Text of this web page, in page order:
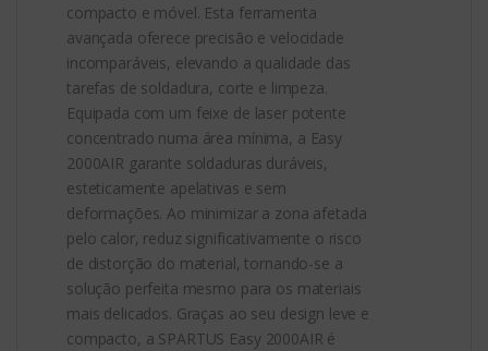
compacto e móvel. Esta ferramenta
avançada oferece precisão e velocidade
incomparáveis, elevando a qualidade das
tarefas de soldadura, corte e limpeza.
Equipada com um feixe de laser potente
concentrado numa área mínima, a Easy
2000AIR garante soldaduras duráveis,
esteticamente apelativas e sem
deformações. Ao minimizar a zona afetada
pelo calor, reduz significativamente o risco
de distorção do material, tornando-se a
solução perfeita mesmo para os materiais
mais delicados. Graças ao seu design leve e
compacto, a SPARTUS Easy 2000AIR é